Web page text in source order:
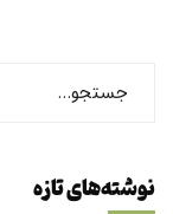
نوشته‌های تازه